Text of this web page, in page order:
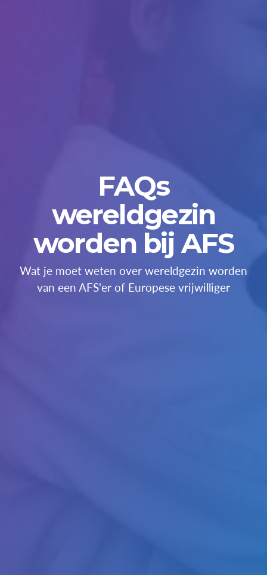
FAQs
wereldgezin
worden bij AFS
Wat je moet weten over wereldgezin worden
van een AFS'er of Europese vrijwilliger